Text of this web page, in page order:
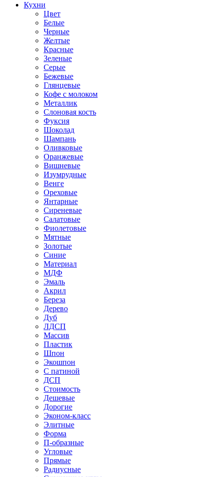
Кухни
Цвет
Белые
Черные
Желтые
Красные
Зеленые
Серые
Бежевые
Глянцевые
Кофе с молоком
Металлик
Слоновая кость
Фуксия
Шоколад
Шампань
Оливковые
Оранжевые
Вишневые
Изумрудные
Венге
Ореховые
Янтарные
Сиреневые
Салатовые
Фиолетовые
Мятные
Золотые
Синие
Материал
МДФ
Эмаль
Акрил
Береза
Дерево
Дуб
ЛДСП
Массив
Пластик
Шпон
Экошпон
С патиной
ДСП
Стоимость
Дешевые
Дорогие
Эконом-класс
Элитные
Форма
П-образные
Угловые
Прямые
Радиусные